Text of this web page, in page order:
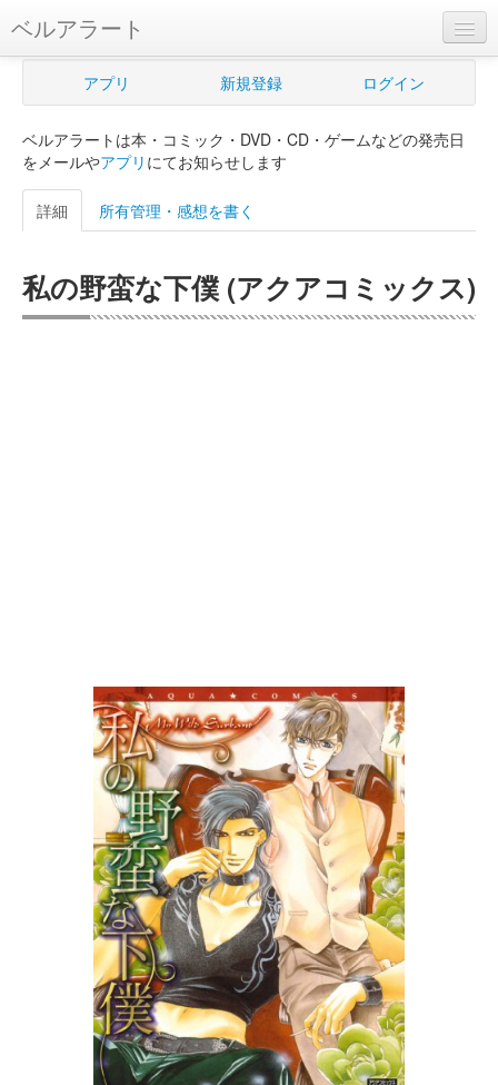
ベルアラート
ベルアラートとは
新規登録
ログイン
購入管理
アプリ 新規登録 ログイン
ベルアラートは本・コミック・DVD・CD・ゲームなどの発売日
をメールやアプリ にてお知らせします
詳細 所有管理・感想を書く
私の野蛮な下僕 (アクアコミックス)